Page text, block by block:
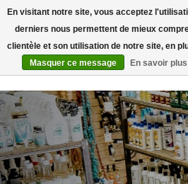
Rechercher
En visitant notre site, vous acceptez
derniers nous permettent de mieux
clientèle et son utilisation de notre site, en
Masquer ce message
En savoir